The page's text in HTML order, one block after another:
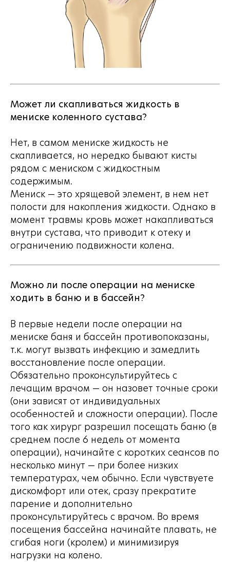
Может ли скапливаться жидкость в
мениске коленного сустава?
Нет, в самом мениске жидкость не
скапливается, но нередко бывают кисты
рядом с мениском с жидкостным
содержимым.
Мениск — это хрящевой элемент, в нем нет
полости для накопления жидкости. Однако в
момент травмы кровь может накапливаться
внутри сустава, что приводит к отеку и
ограничению подвижности колена.
Можно ли после операции на мениске
ходить в баню и в бассейн?
В первые недели после операции на
мениске баня и бассейн противопоказаны,
т.к. могут вызвать инфекцию и замедлить
восстановление после операции.
Обязательно проконсультируйтесь с
лечащим врачом — он назовет точные сроки
(они зависят от индивидуальных
особенностей и сложности операции). После
того как хирург разрешил посещать баню (в
среднем после 6 недель от момента
операции), начинайте с коротких сеансов по
несколько минут — при более низких
температурах, чем обычно. Если чувствуете
дискомфорт или отек, сразу прекратите
парение и дополнительно
проконсультируйтесь с врачом. Во время
посещения бассейна начинайте плавать, не
сгибая ноги (кролем) и минимизируя
нагрузки на колено.